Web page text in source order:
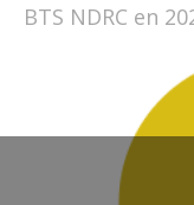
BTS NDRC en